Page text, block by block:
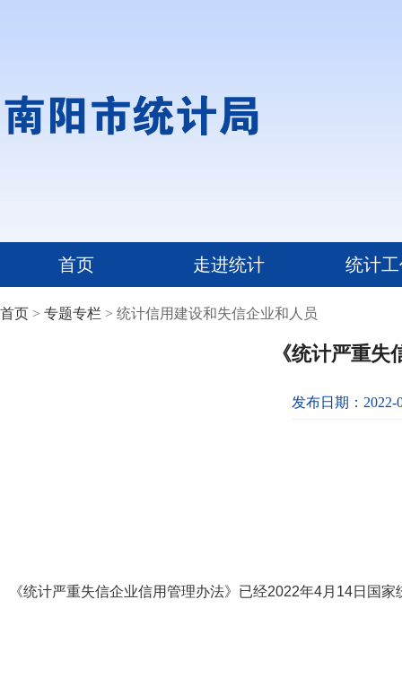
首页 走进统计 统计
首页 > 专题专栏 > 统计信用建设和失信企业和人员
《统计严重
发布日期：2022-
《统计严重失信企业信用管理办法》已经2022年4月 14日国家